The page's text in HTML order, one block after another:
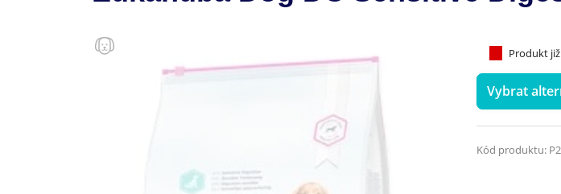
Produkt
Vybrat
Kód produktu: